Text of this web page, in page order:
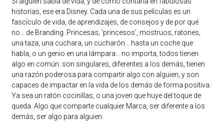
historias, ese era Disney. Cada una de sus películas es un
fascículo de vida, de aprendizajes, de consejos y de por qué
no… de Branding. Princesas, ‘princesos’, mostruos, ratones,
una taza, una cuchara, un cucharón… hasta un coche que
habla, o un genio en una lámpara… no importa, todos tienen
algo en común: son singulares, diferentes a los demás, tienen
una razón poderosa para compartir algo con alguien, y son
capaces de impactar en la vida de los demás de forma positiva.
Ya sea un ratón cocinillas, o una joven que huye del toque de
queda. Algo que comparte cualquier Marca, ser diferente a los
demás, ser algo para alguien.